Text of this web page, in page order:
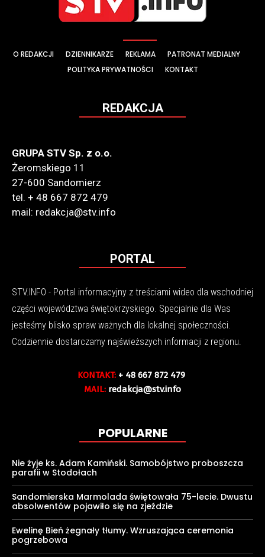
O REDAKCJI DZIENNIKARZE REKLAMA
PATRONAT MEDIALNY
POLITYKA PRYWATNOŚCI
KONTAKT
REDAKCJA
GRUPA STV Sp. z o.o.
Żeromskiego 11
27-600 Sandomierz
tel. + 48 667 872 479
mail: redakcja@stv.info
PORTAL
STV.INFO - Portal informacyjny z treściami wideo dla wschodniej
części województwa świętokrzyskiego. Specjalnie dla Was
jesteśmy blisko spraw ważnych dla lokalnej społeczności.
Codziennie dostarczamy najświeższych informacji z regionu.
KONTAKT: + 48 667 872 479
MAIL: redakcja@stv.info
POPULARNE
Nie żyje ks. Adam Kamiński. Samobójstwo proboszcza
parafii w Stodołach
Sandomierska Marmolada świętowała 75-lecie. Dwustu
absolwentów pojawiło się na zjeździe
Ewelinę Bień żegnały tłumy. Wzruszająca ceremonia
pogrzebowa